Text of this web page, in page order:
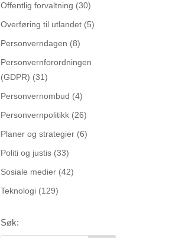
Offentlig forvaltning (30)
Overføring til utlandet (5)
Personverndagen (8)
Personvernforordningen
(GDPR) (31)
Personvernombud (4)
Personvernpolitikk (26)
Planer og strategier (6)
Politi og justis (33)
Sosiale medier (42)
Teknologi (129)
Søk: